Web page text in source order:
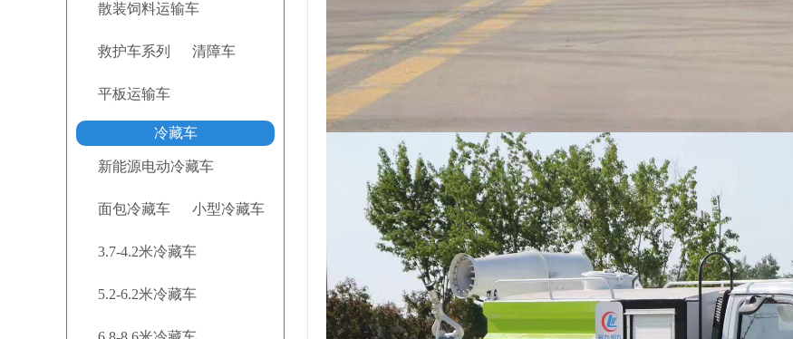
散装饲料运输车
救护车系列 清障车
平板运输车
冷藏车
新能源电动冷藏车
面包冷藏车 小型冷藏车
3.7-4.2米冷藏车
5.2-6.2米冷藏车